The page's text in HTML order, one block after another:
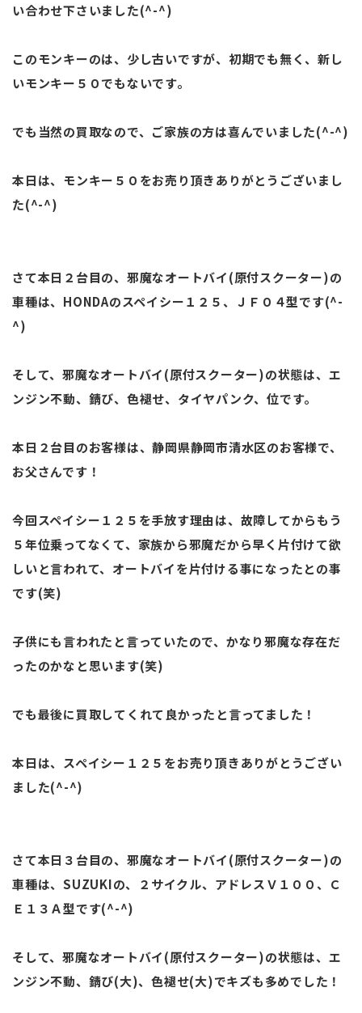
い合わせ下さいました(^-^)
このモンキーのは、少し古いですが、初期でも無く、新し
いモンキー５０でもないです。
でも当然の買取なので、ご家族の方は喜んでいました(^-^)
本日は、モンキー５０をお売り頂きありがとうございまし
た(^-^)
さて本日２台目の、邪魔なオートバイ(原付スクーター)の
車種は、HONDAのスペイシー１２５、ＪＦ０４型です(^-
^)
そして、邪魔なオートバイ(原付スクーター)の状態は、エ
ンジン不動、錆び、色褪せ、タイヤパンク、位です。
本日２台目のお客様は、静岡県静岡市清水区のお客様で、
お父さんです！
今回スペイシー１２５を手放す理由は、故障してからもう
５年位乗ってなくて、家族から邪魔だから早く片付けて欲
しいと言われて、オートバイを片付ける事になったとの事
です(笑)
子供にも言われたと言っていたので、かなり邪魔な存在だ
ったのかなと思います(笑)
でも最後に買取してくれて良かったと言ってました！
本日は、スペイシー１２５をお売り頂きありがとうござい
ました(^-^)
さて本日３台目の、邪魔なオートバイ(原付スクーター)の
車種は、SUZUKIの、２サイクル、アドレスＶ１００、Ｃ
Ｅ１３Ａ型です(^-^)
そして、邪魔なオートバイ(原付スクーター)の状態は、エ
ンジン不動、錆び(大)、色褪せ(大)でキズも多めでした！